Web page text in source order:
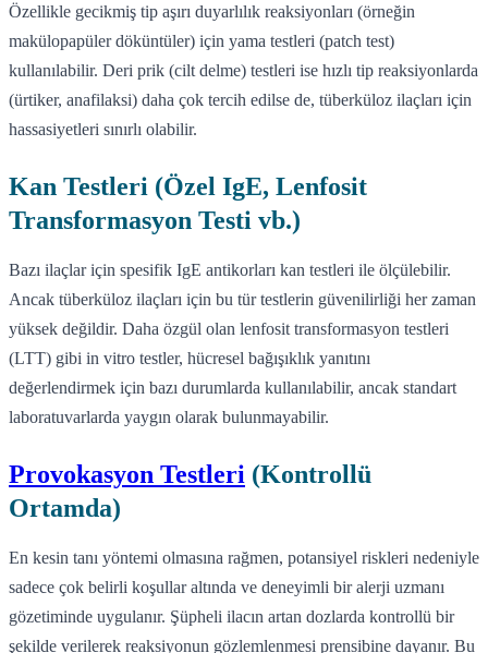
Özellikle gecikmiş tip aşırı duyarlılık reaksiyonları (örneğin
makülopapüler döküntüler) için yama testleri (patch test)
kullanılabilir. Deri prik (cilt delme) testleri ise hızlı tip reaksiyonlarda
(ürtiker, anafilaksi) daha çok tercih edilse de, tüberküloz ilaçları için
hassasiyetleri sınırlı olabilir.
Kan Testleri (Özel IgE, Lenfosit
Transformasyon Testi vb.)
Bazı ilaçlar için spesifik IgE antikorları kan testleri ile ölçülebilir.
Ancak tüberküloz ilaçları için bu tür testlerin güvenilirliği her zaman
yüksek değildir. Daha özgül olan lenfosit transformasyon testleri
(LTT) gibi in vitro testler, hücresel bağışıklık yanıtını
değerlendirmek için bazı durumlarda kullanılabilir, ancak standart
laboratuvarlarda yaygın olarak bulunmayabilir.
Provokasyon Testleri (Kontrollü
Ortamda)
En kesin tanı yöntemi olmasına rağmen, potansiyel riskleri nedeniyle
sadece çok belirli koşullar altında ve deneyimli bir alerji uzmanı
gözetiminde uygulanır. Şüpheli ilacın artan dozlarda kontrollü bir
şekilde verilerek reaksiyonun gözlemlenmesi prensibine dayanır. Bu